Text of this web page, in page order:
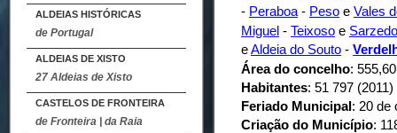
ALDEIAS HISTÓRICAS
de Portugal
ALDEIAS DE XISTO
27 Aldeias de Xisto
CASTELOS DE FRONTEIRA
de Fronteira | da Raia
- Peraboa - Peso e Vales
Miguel - Teixoso e Sarzedo
eAldeia do Souto -
Área do concelho:
Habitantes: 51 797 (2011)
Feriado Municipal: 20 de
Criação do Município: